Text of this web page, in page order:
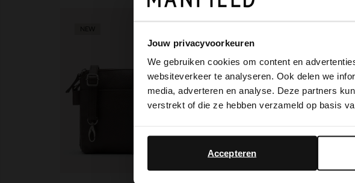
Jouw privacyvoorkeuren
We gebruiken cookies om content en
websiteverkeer te analyseren. Ook delen we
media, adverteren en analyse. Deze partners
verstrekt of die ze hebben verzameld op basis
Accepteren
It looks like your